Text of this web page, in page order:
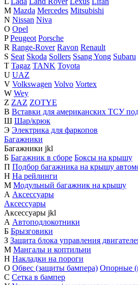
M Mazda Mercedes Mitsubishi
N Nissan Niva
O Opel
P Peugeot Porsche
R Range-Rover Ravon Renault
S Seat Skoda Sollers Ssang Yong Subaru
T Tagaz TANK Toyota
U UAZ
V Volkswagen Volvo Vortex
W Wey
Z ZAZ ZOTYE
В Вставки для американских ТСУ
Ш Шар/крюк
Э Электрика для фаркопов
Багажники
Багажники jkl
Б Багажник в сборе Боксы на крышу
П Подбор багажника на крышу
Н На рейлинги
М Модульный багажник на крышу
А Аксессуары
Аксессуары
Аксессуары jkl
А Автоподлокотники
Б Брызговики
З Защита блока управления
М Мангалы и коптильни
Н Накладки на пороги
О Обвес (защиты бампера) Опорные
С Сетка в бампер